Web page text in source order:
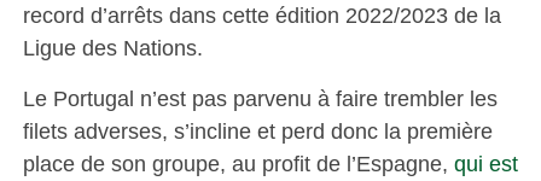
record d’arrêts dans cette édition 2022/2023 de la
Ligue des Nations.
Le Portugal n’est pas parvenu à faire trembler les
filets adverses, s’incline et perd donc la première
place de son groupe, au profit de l’Espagne, qui est